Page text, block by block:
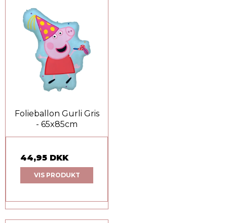
Folieballon Gurli Gris
- 65x85cm
44,95 DKK
VIS PRODUKT